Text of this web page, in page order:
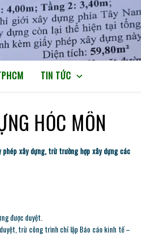
TIN TỨC
HÓC MÔN
xây dựng, trừ trường hợp xây dựng các
được duyệt.
trừ công trình chỉ lập Báo cáo kinh tế –